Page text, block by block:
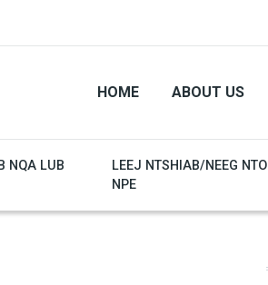
HOME ABOUT US
NQA LUB
LEEJ NTSHIAB/NEEG NTO
NPE